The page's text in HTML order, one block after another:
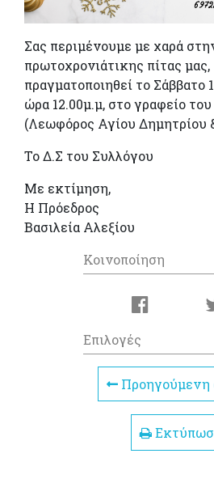
Σας περιμένουμε με χαρά
πρωτοχρονιάτικης πίτας
πραγματοποιηθεί το Σάββατο
ώρα 12.00μ.μ, στο γραφείο
(Λεωφόρος Αγίου Δημητρίου
Το Δ.Σ του Συλλόγου
Με εκτίμηση,
Η Πρόεδρος
Βασιλεία Αλεξίου
Κοινοποίηση
Επιλογές
Προηγούμενη